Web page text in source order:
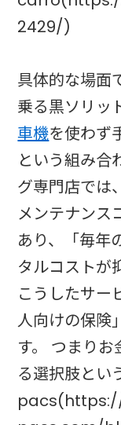
2429/)
具体的な場面
乗る黒ソリッ
車機を使わず
という組み合
グ専門店では
メンテナンス
あり、「毎年
タルコストが
こうしたサー
人向けの保険
す。 つまり
る選択肢とい